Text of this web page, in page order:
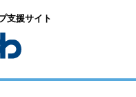
支援サイト